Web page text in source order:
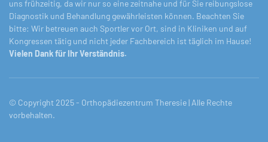
uns frühzeitig, da wir nur so eine zeitnahe und für Sie reibungslose
Diagnostik und Behandlung gewährleisten können. Beachten Sie
bitte: Wir betreuen auch Sportler vor Ort, sind in Kliniken und auf
Kongressen tätig und nicht jeder Fachbereich ist täglich im Hause!
Vielen Dank für Ihr Verständnis.
© Copyright 2025 - Orthopädiezentrum Theresie | Alle Rechte
vorbehalten.